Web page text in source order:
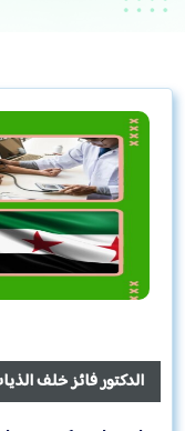
الدكتور فائز خلف